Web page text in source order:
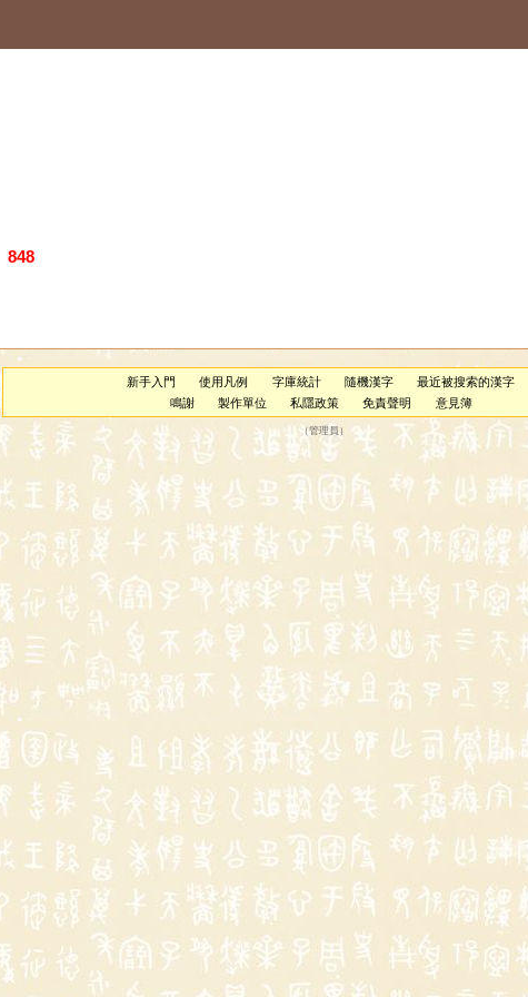
848
新手入門 使用凡例 字庫統計 隨機漢字
最近被搜索的漢字
鳴謝
製作單位 私隱政策 免責聲明 意見簿
（管理員 ）